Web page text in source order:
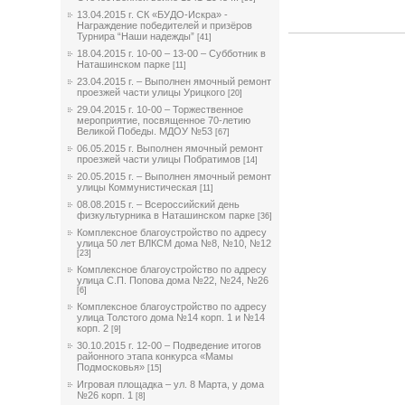
13.04.2015 г. СК «БУДО-Искра» -
Награждение победителей и призёров
Турнира “Наши надежды” [41]
18.04.2015 г. 10-00 – 13-00 – Субботник в
Наташинском парке [11]
23.04.2015 г. – Выполнен ямочный ремонт
проезжей части улицы Урицкого [20]
29.04.2015 г. 10-00 – Торжественное
мероприятие, посвященное 70-летию
Великой Победы. МДОУ №53 [67]
06.05.2015 г. Выполнен ямочный ремонт
проезжей части улицы Побратимов [14]
20.05.2015 г. – Выполнен ямочный ремонт
улицы Коммунистическая [11]
08.08.2015 г. – Всероссийский день
физкультурника в Наташинском парке [36]
Комплексное благоустройство по адресу
улица 50 лет ВЛКСМ дома №8, №10, №12
[23]
Комплексное благоустройство по адресу
улица С.П. Попова дома №22, №24, №26
[6]
Комплексное благоустройство по адресу
улица Толстого дома №14 корп. 1 и №14
корп. 2 [9]
30.10.2015 г. 12-00 – Подведение итогов
районного этапа конкурса «Мамы
Подмосковья» [15]
Игровая площадка – ул. 8 Марта, у дома
№26 корп. 1 [8]